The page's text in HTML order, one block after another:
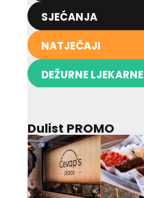
SJEĆANJA
NATJEČAJI
DEŽURNE LJEKARNE
Dulist PROMO